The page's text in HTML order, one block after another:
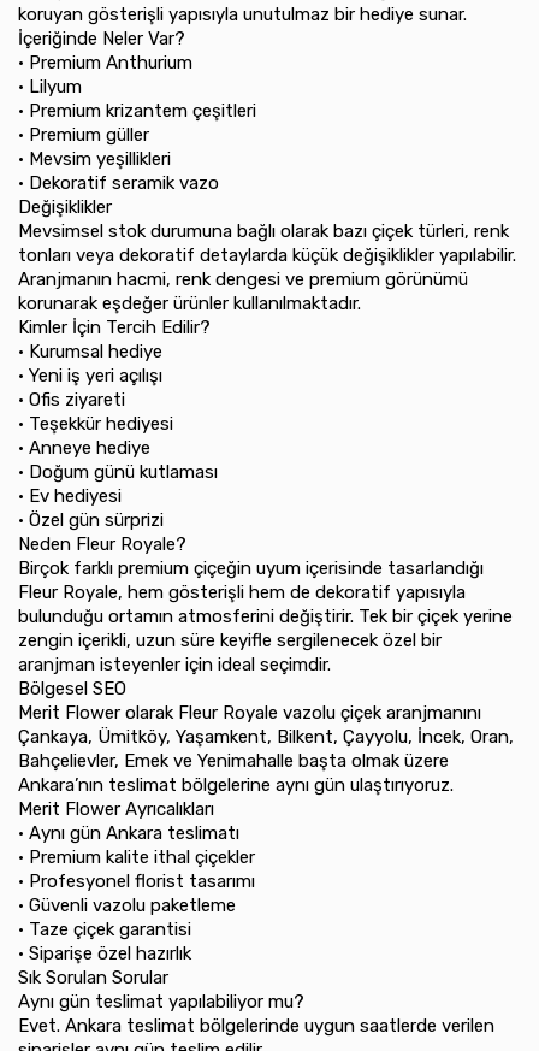
koruyan gösterişli yapısıyla unutulmaz bir hediye sunar.
İçeriğinde Neler Var?
•⁠ ⁠Premium Anthurium
•⁠ ⁠Lilyum
•⁠ ⁠Premium krizantem çeşitleri
•⁠ ⁠Premium güller
•⁠ ⁠Mevsim yeşillikleri
•⁠ ⁠Dekoratif seramik vazo
Değişiklikler
Mevsimsel stok durumuna bağlı olarak bazı çiçek türleri, renk
tonları veya dekoratif detaylarda küçük değişiklikler yapılabilir.
Aranjmanın hacmi, renk dengesi ve premium görünümü
korunarak eşdeğer ürünler kullanılmaktadır.
Kimler İçin Tercih Edilir?
•⁠ ⁠Kurumsal hediye
•⁠ ⁠Yeni iş yeri açılışı
•⁠ ⁠Ofis ziyareti
•⁠ ⁠Teşekkür hediyesi
•⁠ ⁠Anneye hediye
•⁠ ⁠Doğum günü kutlaması
•⁠ ⁠Ev hediyesi
•⁠ ⁠Özel gün sürprizi
Neden Fleur Royale?
Birçok farklı premium çiçeğin uyum içerisinde tasarlandığı
Fleur Royale, hem gösterişli hem de dekoratif yapısıyla
bulunduğu ortamın atmosferini değiştirir. Tek bir çiçek yerine
zengin içerikli, uzun süre keyifle sergilenecek özel bir
aranjman isteyenler için ideal seçimdir.
Bölgesel SEO
Merit Flower olarak Fleur Royale vazolu çiçek aranjmanını
Çankaya, Ümitköy, Yaşamkent, Bilkent, Çayyolu, İncek, Oran,
Bahçelievler, Emek ve Yenimahalle başta olmak üzere
Ankara’nın teslimat bölgelerine aynı gün ulaştırıyoruz.
Merit Flower Ayrıcalıkları
•⁠ ⁠Aynı gün Ankara teslimatı
•⁠ ⁠Premium kalite ithal çiçekler
•⁠ ⁠Profesyonel florist tasarımı
•⁠ ⁠Güvenli vazolu paketleme
•⁠ ⁠Taze çiçek garantisi
•⁠ ⁠Siparişe özel hazırlık
Sık Sorulan Sorular
Aynı gün teslimat yapılabiliyor mu?
Evet. Ankara teslimat bölgelerinde uygun saatlerde verilen